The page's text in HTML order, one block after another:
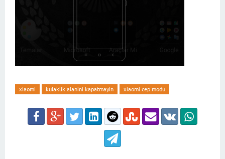
xiaomi kulaklik alanini kapatmayin xiaomi cep modu